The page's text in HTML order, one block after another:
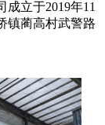
立于2019年11
镇蔺高村武警路